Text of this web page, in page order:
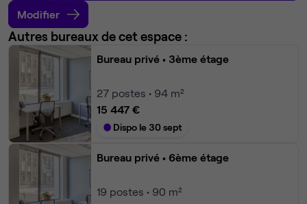
Modifier
Autres bureaux de cet espace :
Bureau privé • 3ème étage
27 postes • 94 m²
15 447 €
Dispo le 30 sept
Bureau privé • 6ème étage
19 postes • 90 m²